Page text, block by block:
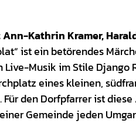
Kathrin Kramer,
ist ein betörendes
Musik im Stile Django
eines kleinen,
Für den Dorfpfarrer ist
Gemeinde jeden